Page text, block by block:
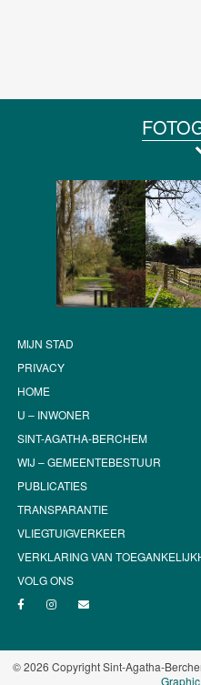
MIJN STAD
PRIVACY
HOME
U – INWONER
SINT-AGATHA-BERCHEM
WIJ – GEMEENTEBESTUUR
PUBLICATIES
TRANSPARANTIE
VLIEGTUIGVERKEER
VERKLARING VAN
VOLG ONS
© 2026 Copyright Sint-Agatha-